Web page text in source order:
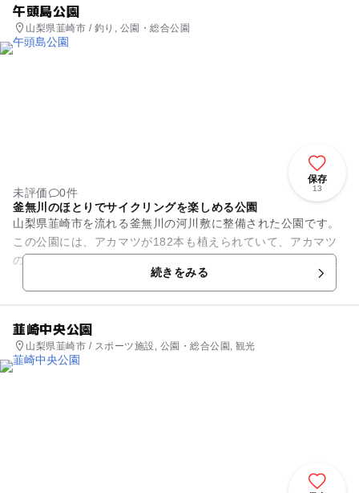
午頭島公園
山梨県韮崎市 / 釣り, 公園・総合公園
保存
13
未評価
0件
釜無川のほとりでサイクリングを楽しめる公園
山梨県韮崎市を流れる釜無川の河川敷に整備された公園です。
この公園には、アカマツが182本も植えられていて、アカマツ
の木々の中を散策することができます。マツの林の中はとても
すがすがしい空気が漂い、...続きをみる
韮崎中央公園
山梨県韮崎市 / スポーツ施設, 公園・総合公園, 観光